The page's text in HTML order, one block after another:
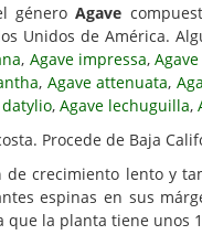
géneroAgave
Unidos de América.
, Agave impressa,
, Agave attenuata,
datylio, Agave lechuguilla,
Procede de Baja
de crecimiento lento y
espinas en sus
la planta tiene unos